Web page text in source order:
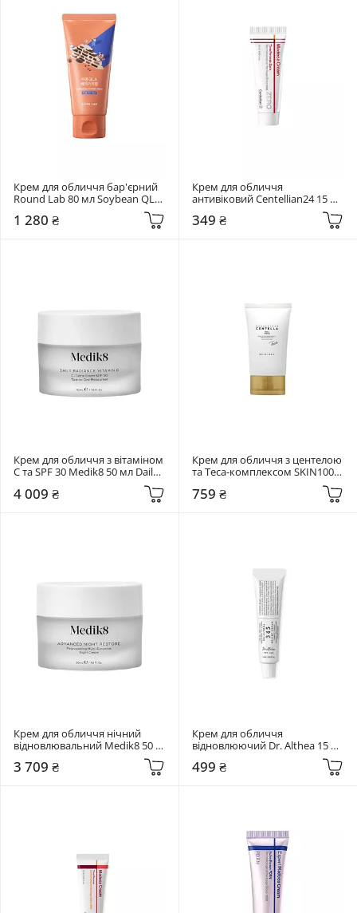
Крем для обличчя бар'єрний
Round Lab 80 мл Soybean QLA
1 280 ₴
Крем для обличчя
антивіковий Centellian24 15 мл
Madeca Cream Time Reverse
Zero
349 ₴
Крем для обличчя з вітаміном
C та SPF 30 Medik8 50 мл Daily
4 009 ₴
Крем для обличчя з центелою
та Teca-комплексом SKIN1004
75 мл Madagascar Centella Teca
Cream
759 ₴
Крем для обличчя нічний
відновлювальний Medik8 50
3 709 ₴
Крем для обличчя
відновлюючий Dr. Althea 15 мл
499 ₴